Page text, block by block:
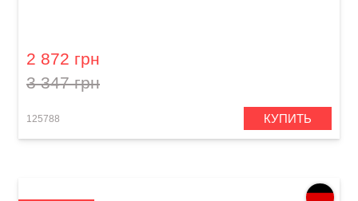
2 872 грн
3 347 грн
125788 КУПИТЬ